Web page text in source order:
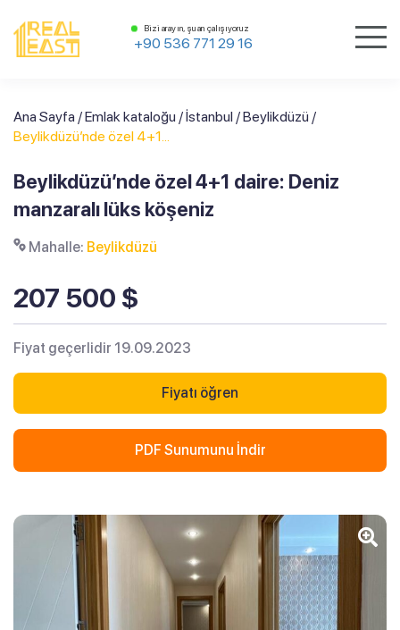
Bizi arayın, şu an çalışıyoruz
+90 536 771 29 16
Ana Sayfa /Emlak kataloğu /İstanbul /Beylikdüzü /
Beylikdüzü’nde özel 4+1...
Beylikdüzü’nde özel 4+1 daire: Deniz
manzaralı lüks köşeniz
Mahalle: Beylikdüzü
207 500 $
Fiyat geçerlidir 19.09.2023
Fiyatı öğren
PDF Sunumunu İndir